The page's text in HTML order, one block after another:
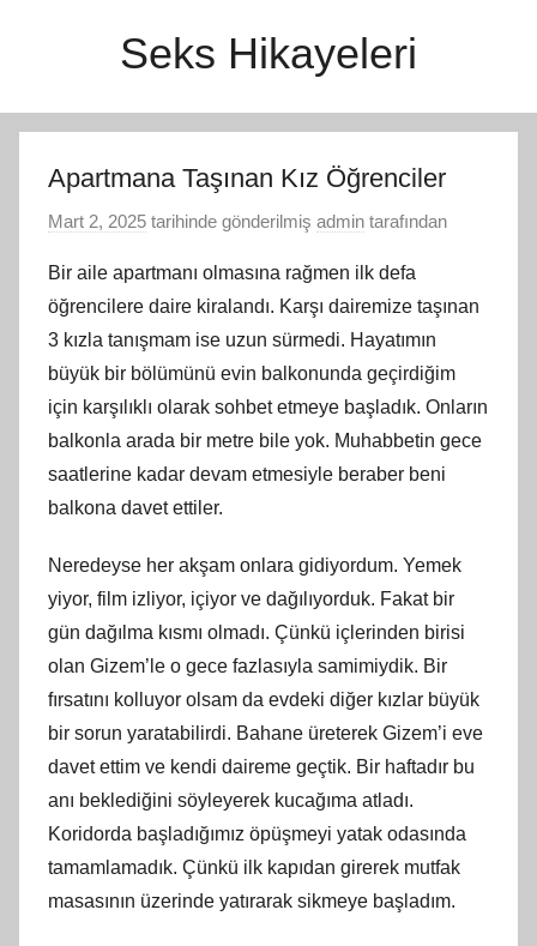
Seks Hikayeleri
Apartmana Taşınan Kız Öğrenciler
Mart 2, 2025 tarihinde gönderilmiş admin tarafından
Bir aile apartmanı olmasına rağmen ilk defa
öğrencilere daire kiralandı. Karşı dairemize taşınan
3 kızla tanışmam ise uzun sürmedi. Hayatımın
büyük bir bölümünü evin balkonunda geçirdiğim
için karşılıklı olarak sohbet etmeye başladık. Onların
balkonla arada bir metre bile yok. Muhabbetin gece
saatlerine kadar devam etmesiyle beraber beni
balkona davet ettiler.
Neredeyse her akşam onlara gidiyordum. Yemek
yiyor, film izliyor, içiyor ve dağılıyorduk. Fakat bir
gün dağılma kısmı olmadı. Çünkü içlerinden birisi
olan Gizem’le o gece fazlasıyla samimiydik. Bir
fırsatını kolluyor olsam da evdeki diğer kızlar büyük
bir sorun yaratabilirdi. Bahane üreterek Gizem’i eve
davet ettim ve kendi daireme geçtik. Bir haftadır bu
anı beklediğini söyleyerek kucağıma atladı.
Koridorda başladığımız öpüşmeyi yatak odasında
tamamlamadık. Çünkü ilk kapıdan girerek mutfak
masasının üzerinde yatırarak sikmeye başladım.